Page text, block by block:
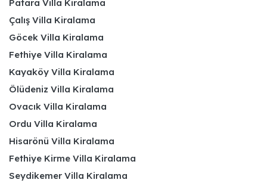
Patara Villa Kiralama
Çalış Villa Kiralama
Göcek Villa Kiralama
Fethiye Villa Kiralama
Kayaköy Villa Kiralama
Ölüdeniz Villa Kiralama
Ovacık Villa Kiralama
Ordu Villa Kiralama
Hisarönü Villa Kiralama
Fethiye Kirme Villa Kiralama
Seydikemer Villa Kiralama